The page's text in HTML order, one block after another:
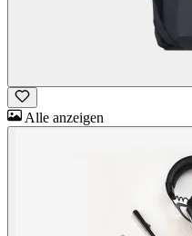
Alle anzeigen